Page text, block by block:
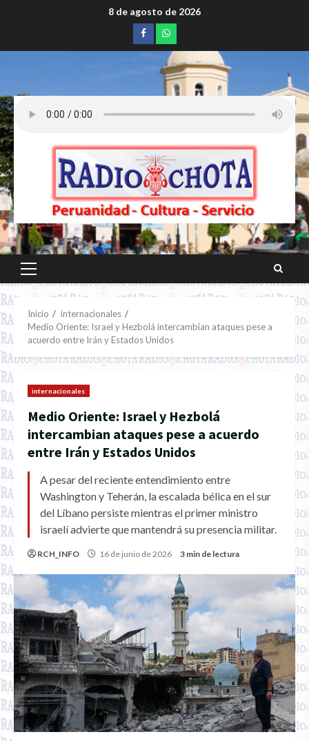
8 de agosto de 2026
Facebookwhatsapp
Menú
principal
Inicio
internacionales
Medio Oriente: Israel y Hezbolá intercambian ataques pese a
acuerdo entre Irán y Estados Unidos
internacionales
Medio Oriente: Israel y Hezbolá
intercambian ataques pese a acuerdo
entre Irán y Estados Unidos
A pesar del reciente entendimiento entre
Washington y Teherán, la escalada bélica en el sur
del Líbano persiste mientras el primer ministro
israelí advierte que mantendrá su presencia militar.
RCH_INFO 16 de junio de 2026 3 min de lectura